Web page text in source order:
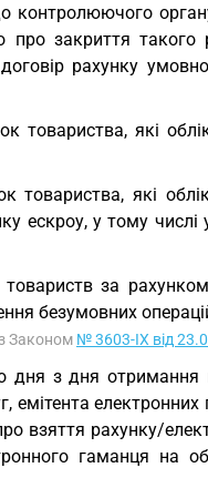
контролюючого
про закриття
рахунку
товариства, які
товариства, які
ескроу, у тому числі
за
безумовних
Законом № 3603-IX від
дня з дня отримання
емітента
взяття рахунку/
гаманця на